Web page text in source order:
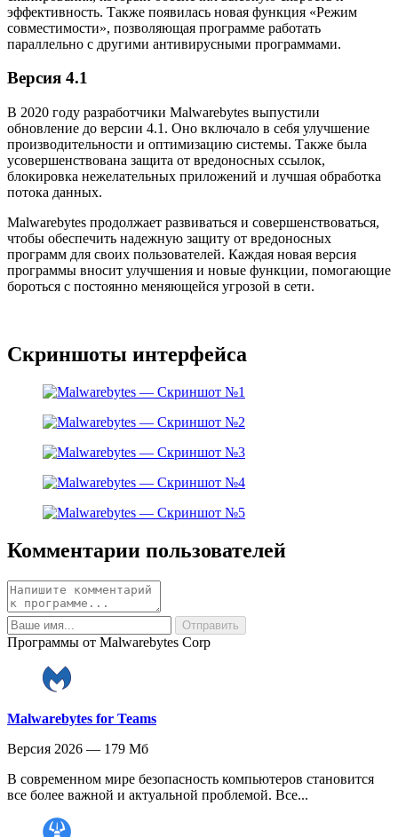
эффективность. Также появилась новая функция «Режим
совместимости», позволяющая программе работать
параллельно с другими антивирусными программами.
Версия 4.1
В 2020 году разработчики Malwarebytes выпустили
обновление до версии 4.1. Оно включало в себя улучшение
производительности и оптимизацию системы. Также была
усовершенствована защита от вредоносных ссылок,
блокировка нежелательных приложений и лучшая обработка
потока данных.
Malwarebytes продолжает развиваться и совершенствоваться,
чтобы обеспечить надежную защиту от вредоносных
программ для своих пользователей. Каждая новая версия
программы вносит улучшения и новые функции, помогающие
бороться с постоянно меняющейся угрозой в сети.
Скриншоты интерфейса
Комментарии пользователей
Программы от Malwarebytes Corp
Malwarebytes for Teams
Версия 2026 — 179 Мб
В современном мире безопасность компьютеров становится
все более важной и актуальной проблемой. Все...